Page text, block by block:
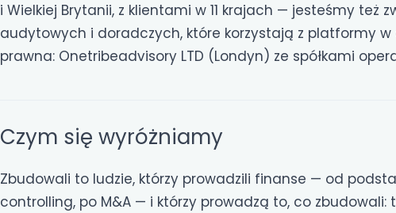
i Wielkiej Brytanii, z klientami w 11 krajach — jesteśmy
audytowych i doradczych, które korzystają z platformy w
prawna: Onetribeadvisory LTD (Londyn) ze spółkami
Czym się wyróżniamy
Zbudowali to ludzie, którzy prowadzili finanse — od
controlling, po M&A — i którzy prowadzą to, co zbudowali: